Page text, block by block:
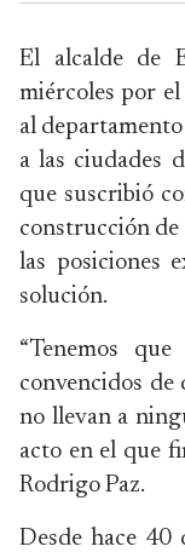
El alcalde de
miércoles por
al
a las ciudades
que suscribió
construcción de
las posiciones
solución.
“Tenemos
convencidos de
no llevan a
acto en el que
Rodrigo Paz.
Desde hace 40